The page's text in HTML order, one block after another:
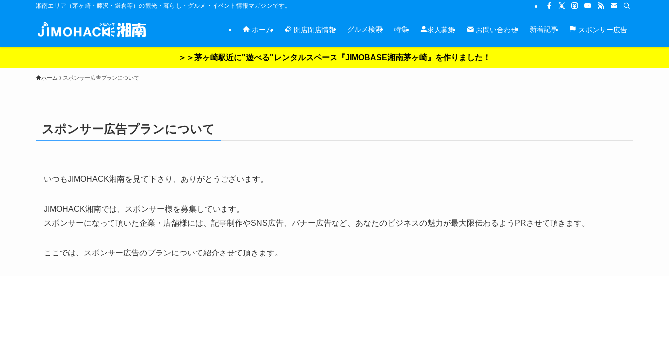
湘南エリア（茅ヶ崎・藤沢・鎌倉等）の観光・暮らし・グルメ・イベント情報マガジンです。
ホーム 開店閉店情報 グルメ検索 特集 求人募集 お問い合わせ 新着記事 スポンサー広告
＞＞茅ヶ崎駅近に"遊べる"レンタルスペース『JIMOBASE湘南茅ヶ崎』を作りました！
ホーム スポンサー広告プランについて
スポンサー広告プランについて
いつもJIMOHACK湘南を見て下さり、ありがとうございます。
JIMOHACK湘南では、スポンサー様を募集しています。
スポンサーになって頂いた企業・店舗様には、記事制作やSNS広告、バナー広告など、あなたのビジネスの魅力が最大限伝わるようPRさせて頂きます。
ここでは、スポンサー広告のプランについて紹介させて頂きます。